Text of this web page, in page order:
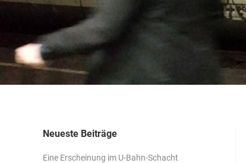
Neueste Beiträge
Eine Erscheinung im U-Bahn-Schacht